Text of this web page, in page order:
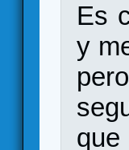
Es
y